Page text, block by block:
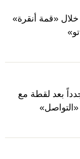
«قمة أنقرة»
بعد لقطة مع